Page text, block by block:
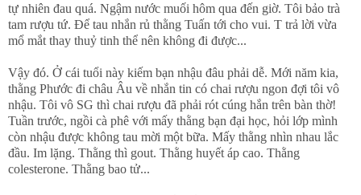
tự nhiên đau quá. Ngậm nước muối hôm qua đến giờ. Tôi bảo trà
tam rượu tứ. Để tau nhắn rủ thằng Tuấn tới cho vui. T trả lời vừa
mổ mắt thay thuỷ tinh thể nên không đi được...
Vậy đó. Ở cái tuổi này kiếm bạn nhậu đâu phải dễ. Mới năm kia,
thằng Phước đi châu Âu về nhắn tin có chai rượu ngon đợi tôi vô
nhậu. Tôi vô SG thì chai rượu đã phải rót cúng hắn trên bàn thờ!
Tuần trước, ngồi cà phê với mấy thằng bạn đại học, hỏi lớp mình
còn nhậu được không tau mời một bữa. Mấy thằng nhìn nhau lắc
đầu. Im lặng. Thằng thì gout. Thằng huyết áp cao. Thằng
colesterone. Thằng bao tử...